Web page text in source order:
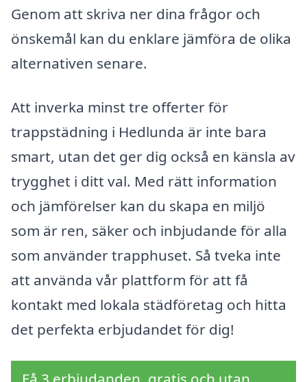
Genom att skriva ner dina frågor och
önskemål kan du enklare jämföra de olika
alternativen senare.
Att inverka minst tre offerter för
trappstädning i Hedlunda är inte bara
smart, utan det ger dig också en känsla av
trygghet i ditt val. Med rätt information
och jämförelser kan du skapa en miljö
som är ren, säker och inbjudande för alla
som använder trapphuset. Så tveka inte
att använda vår plattform för att få
kontakt med lokala städföretag och hitta
det perfekta erbjudandet för dig!